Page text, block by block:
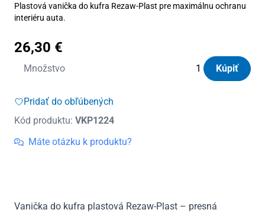
Plastová vanička do kufra Rezaw-Plast pre maximálnu ochranu
interiéru auta.
26,30 €
Množstvo
množstvo
do
plastová
Citroen
od
Kúpiť
Pridať do obľúbených
Kód produktu: VKP1224
Máte otázku k produktu?
Vanička do kufra plastová Rezaw-Plast – presná